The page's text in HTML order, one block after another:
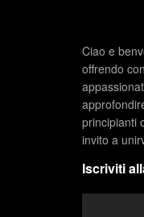
Ciao e
offrendo
principianti
invito a
Iscriviti